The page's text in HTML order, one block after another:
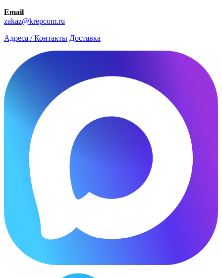
Email
zakaz@krepcom.ru
Адреса / Контакты Доставка